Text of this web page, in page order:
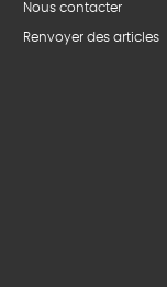
Nous contacter
Renvoyer des articles